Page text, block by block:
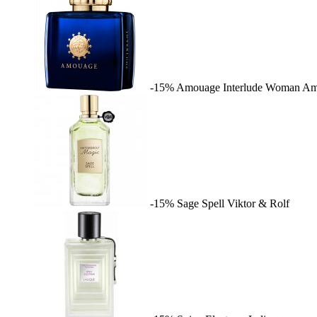
-15% Amouage Interlude Woman
-15% Sage Spell Viktor & Rolf